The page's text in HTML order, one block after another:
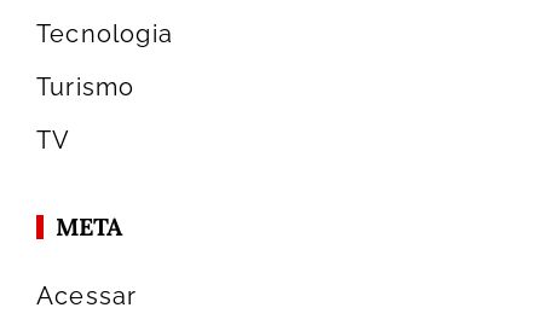
Tecnologia
Turismo
TV
META
Acessar